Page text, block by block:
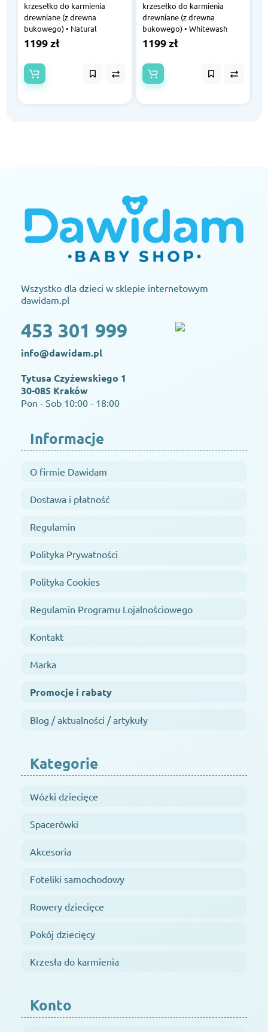
krzesełko do karmienia
drewniane (z drewna
bukowego) • Natural
1199 zł
krzesełko do karmienia
drewniane (z drewna
bukowego) • Whitewash
1199 zł
Wszystko dla dzieci w sklepie internetowym
dawidam.pl
453 301 999
info@dawidam.pl
Tytusa Czyżewskiego 1
30-085 Kraków
Pon - Sob 10:00 - 18:00
Informacje
O firmie Dawidam
Dostawa i płatność
Regulamin
Polityka Prywatności
Polityka Cookies
Regulamin Programu Lojalnościowego
Kontakt
Marka
Promocje i rabaty
Blog / aktualności / artykuły
Kategorie
Wózki dziecięce
Spacerówki
Akcesoria
Foteliki samochodowy
Rowery dziecięce
Pokój dziecięcy
Krzesła do karmienia
Konto